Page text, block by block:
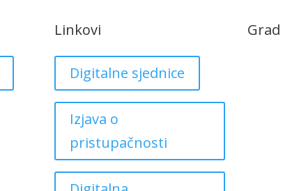
Linkovi
Digitalne sjednice
Izjava o
pristupačnosti